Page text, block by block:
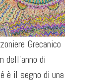
Grecanico
dell’anno di
è il segno di una